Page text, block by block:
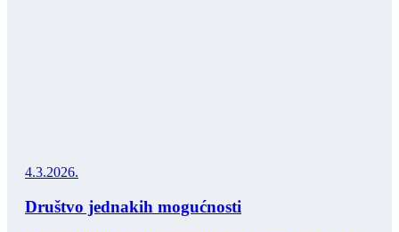
4.3.2026.
Društvo jednakih mogućnosti